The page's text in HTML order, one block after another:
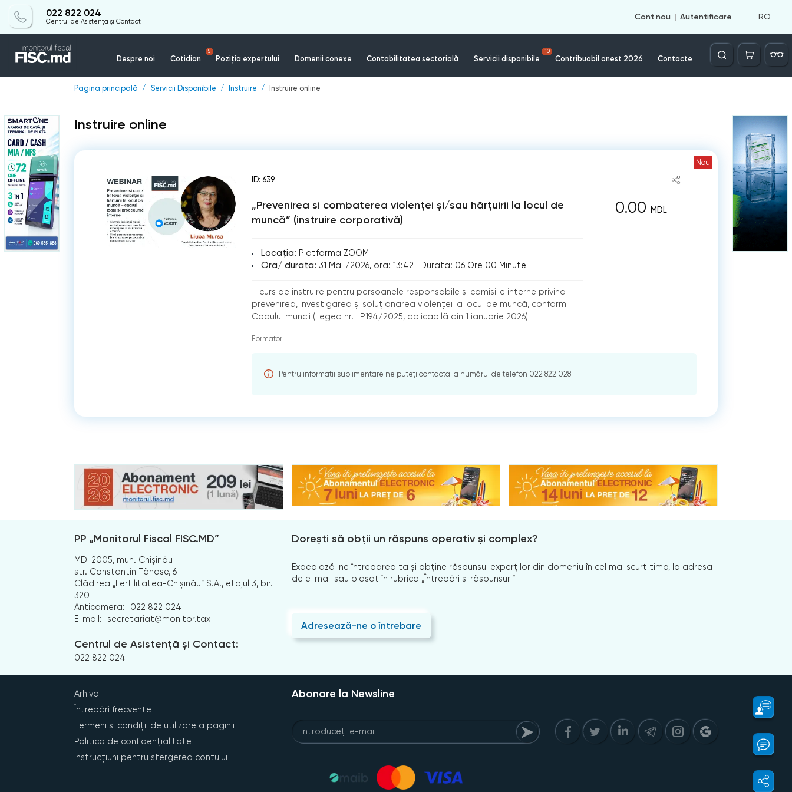
022 822 024
Centrul de Asistență și Contact
Cont nou Autentificare RO
Despre noi Cotidian
5
Poziția expertului Domenii conexe Contabilitatea sectorială Servicii disponibile
10
Contribuabil onest 2026 Contacte
Căutare
Pagina principală Servicii Disponibile Instruire Instruire online
Instruire online
ID: 639
„Prevenirea si combaterea violenței și/sau hărțuirii la locul de
muncă” (instruire corporativă)
Locația: Platforma ZOOM
Ora/ durata: 31 Mai /2026, ora: 13:42 Durata: 06 Ore 00 Minute
– curs de instruire pentru persoanele responsabile și comisiile interne privind
prevenirea, investigarea și soluționarea violenței la locul de muncă, conform
Codului muncii (Legea nr. LP194/2025, aplicabilă din 1 ianuarie 2026)
Formator:
0.00 MDL
Pentru informații suplimentare ne puteți contacta la numărul de telefon 022 822 028
Nou
PP „Monitorul Fiscal FISC.MD”
MD-2005, mun. Chișinău
str. Constantin Tănase, 6
Clădirea „Fertilitatea-Chișinău” S.A., etajul 3, bir.
320
Anticamera:
022 822 024
E-mail:
secretariat@monitor.tax
Centrul de Asistență și Contact:
022 822 024
Dorești să obții un răspuns operativ și complex?
Expediază-ne întrebarea ta și obține răspunsul experților din domeniu în cel mai scurt timp, la adresa
de e-mail sau plasat în rubrica „Întrebări și răspunsuri”
Adresează-ne o întrebare
Arhiva
Întrebări frecvente
Termeni și condiții de utilizare a paginii
Politica de confidențialitate
Instrucțiuni pentru ștergerea contului
Abonare la Newsline